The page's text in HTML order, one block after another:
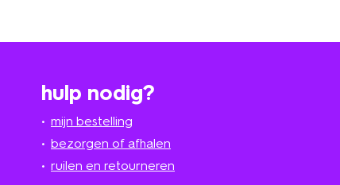
hulp nodig?
mijn bestelling
bezorgen of afhalen
ruilen en retourneren